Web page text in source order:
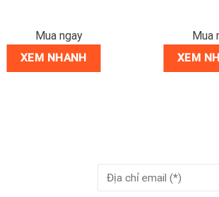
Mua ngay
XEM NHANH
Mua
XEM